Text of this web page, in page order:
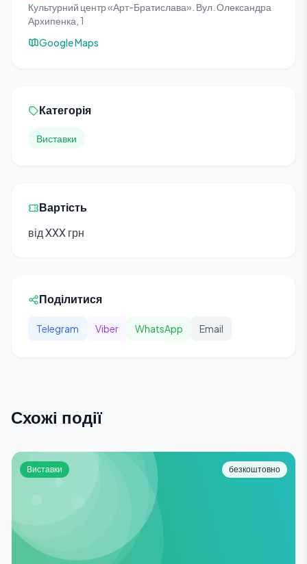
Культурний центр «Арт-Братислава». Вул. Олександра
Архипенка, 1
Google Maps
Категорія
Виставки
Вартість
від XXX грн
Поділитися
Telegram Viber WhatsApp Email
Схожі події
Виставки безкоштовно